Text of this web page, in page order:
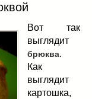
Вот так
выглядит
брюква.
Как
выглядит
картошка,